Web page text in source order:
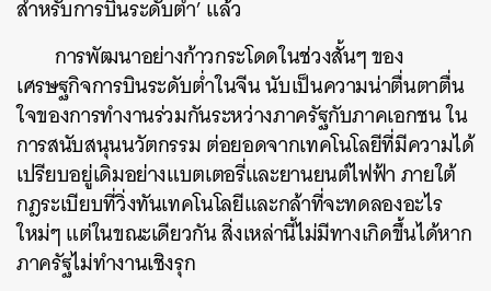
สำหรับการบินระดับต่ำ’ แล้ว
การพัฒนาอย่างก้าวกระโดดในช่วงสั้นๆ ของ
เศรษฐกิจการบินระดับต่ำในจีน นับเป็นความน่าตื่นตาตื่น
ใจของการทำงานร่วมกันระหว่างภาครัฐกับภาคเอกชน ใน
การสนับสนุนนวัตกรรม ต่อยอดจากเทคโนโลยีที่มีความได้
เปรียบอยู่เดิมอย่างแบตเตอรี่และยานยนต์ไฟฟ้า ภายใต้
กฎระเบียบที่วิ่งทันเทคโนโลยีและกล้าที่จะทดลองอะไร
ใหม่ๆ แต่ในขณะเดียวกัน สิ่งเหล่านี้ไม่มีทางเกิดขึ้นได้หาก
ภาครัฐไม่ทำงานเชิงรุก